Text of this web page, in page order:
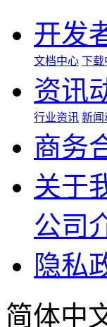
开发
文档中心 下载
资讯
行业资讯 新闻
商务
关于
公司
隐私
简体中